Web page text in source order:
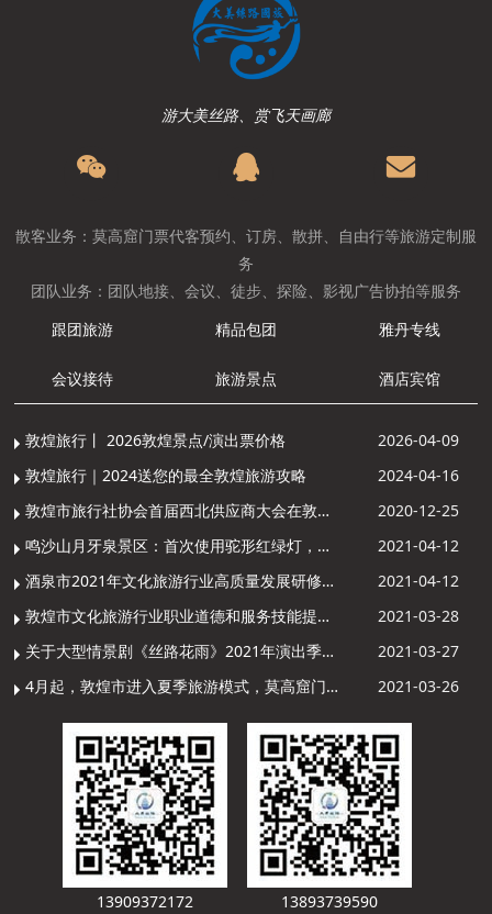
游大美丝路、赏飞天画廊
散客业务：莫高窟门票代客预约、订房、散拼、自由行等旅游定制服
务
团队业务：团队地接、会议、徒步、探险、影视广告协拍等服务
跟团旅游
精品包团 雅丹专线
会议接待 旅游景点 酒店宾馆
敦煌旅行丨 2026敦煌景点/演出票价格
2026-04-09
敦煌旅行｜2024送您的最全敦煌旅游攻略
2024-04-16
敦煌市旅行社协会首届西北供应商大会在敦煌召开
2020-12-25
鸣沙山月牙泉景区：首次使用驼形红绿灯，骆驼“看驼灯绿了”走起来
2021-04-12
酒泉市2021年文化旅游行业高质量发展研修提升培训班敦煌分训点开班
2021-04-12
敦煌市文化旅游行业职业道德和服务技能提升导游专项培训成功举办
2021-03-28
关于大型情景剧《丝路花雨》2021年演出季开演的通知
2021-03-27
4月起，敦煌市进入夏季旅游模式，莫高窟门票价格调整
2021-03-26
13909372172 13893739590